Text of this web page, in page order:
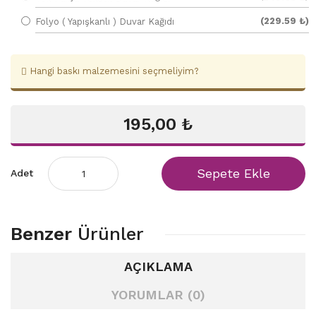
Folyo ( Yapışkanlı ) Duvar Kağıdı (229.59 ₺)
Hangi baskı malzemesini seçmeliyim?
195,00 ₺
Adet Sepete Ekle
Benzer Ürünler
AÇIKLAMA
YORUMLAR (0)